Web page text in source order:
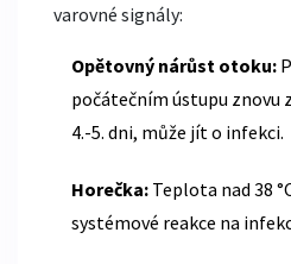
varovné signály:
Opětovný nárůst otoku:
počátečním ústupu znovu
4.-5. dni, může jít o infekci.
Horečka: Teplota nad 38
systémové reakce na